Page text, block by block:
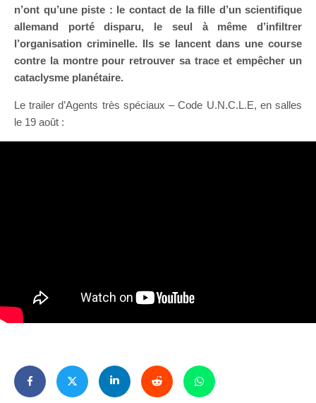
n’ont qu’une piste : le contact de la fille d’un scientifique
allemand porté disparu, le seul à même d’infiltrer
l’organisation criminelle. Ils se lancent dans une course
contre la montre pour retrouver sa trace et empêcher un
cataclysme planétaire.
Le trailer d’Agents très spéciaux – Code U.N.C.L.E, en salles
le 19 août :